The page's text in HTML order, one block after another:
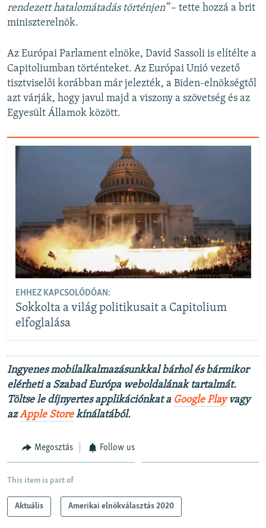
rendezett hatalomátadás történjen”– tette hozzá a brit
miniszterelnök.
Az Európai Parlament elnöke, David Sassoli is elítélte a
Capitoliumban történteket. Az Európai Unió vezető
tisztviselői korábban már jelezték, a Biden-elnökségtől
azt várják, hogy javul majd a viszony a szövetség és az
Egyesült Államok között.
EHHEZ KAPCSOLÓDÓAN:
Sokkolta a világ politikusait a Capitolium
elfoglalása
Ingyenes mobilalkalmazásunkkal bárhol és bármikor
elérheti a Szabad Európa weboldalának tartalmát.
Töltse le díjnyertes applikációnkat a Google Playvagy
azApple Storekínálatából.
Megosztás Follow us
This item is part of
Aktuális Amerikai elnökválasztás 2020